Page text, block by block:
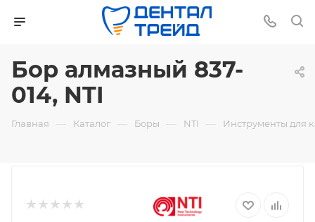
Бор алмазный 837-
014, NTI
Главная — Каталог — Боры — NTI — Инструменты для